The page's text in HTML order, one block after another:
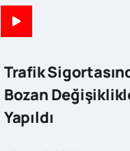
Trafik
Bozan
Yapıldı